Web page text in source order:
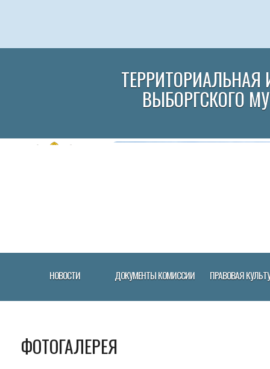
ВЫБОРГСКОГО
НОВОСТИ ДОКУМЕНТЫ КОМИССИИ ПРАВОВАЯ
ФОТОГАЛЕРЕЯ